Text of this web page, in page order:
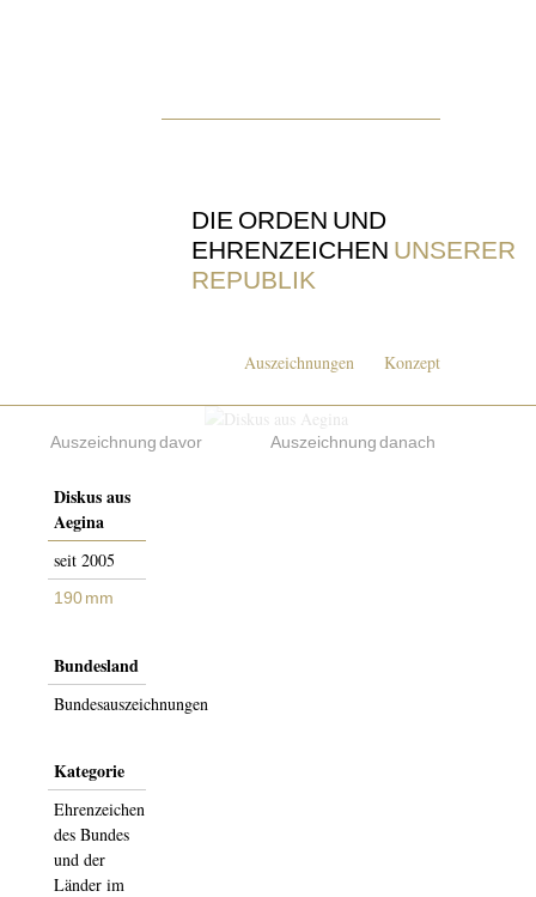
DIE ORDEN UND
EHRENZEICHEN UNSERER
REPUBLIK
Auszeichnungen Konzept
Auszeichnung davor Auszeichnung danach
Diskus aus
Aegina
seit 2005
190 mm
Bundesland
Bundesauszeichnungen
Kategorie
Ehrenzeichen
des Bundes
und der
Länder im